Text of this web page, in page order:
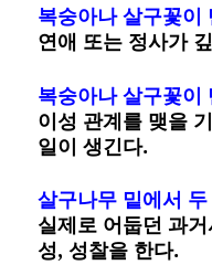
복숭아나 살구꽃이
연애 또는 정사가
복숭아나 살구꽃이
이성 관계를 맺을
일이 생긴다.
살구나무 밑에서
실제로 어둡던 과
성, 성찰을 한다.